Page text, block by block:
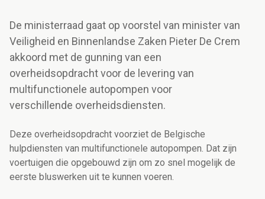
De ministerraad gaat op voorstel van minister van
Veiligheid en Binnenlandse Zaken Pieter De Crem
akkoord met de gunning van een
overheidsopdracht voor de levering van
multifunctionele autopompen voor
verschillende overheidsdiensten.
Deze overheidsopdracht voorziet de Belgische
hulpdiensten van multifunctionele autopompen. Dat zijn
voertuigen die opgebouwd zijn om zo snel mogelijk de
eerste bluswerken uit te kunnen voeren.